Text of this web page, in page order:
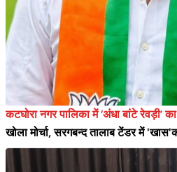
खोला मोर्चा, सरगबन्द तालाब टेंडर में
को लगाया 20 लाख का चूना!